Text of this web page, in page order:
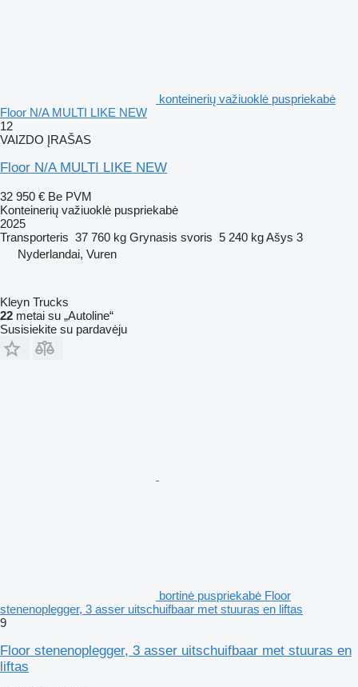
konteinerių važiuoklė puspriekabė
Floor N/A MULTI LIKE NEW
12
VAIZDO ĮRAŠAS
Floor N/A MULTI LIKE NEW
32 950 € Be PVM
Konteinerių važiuoklė puspriekabė
2025
Transporteris 37 760 kg Grynasis svoris 5 240 kgAšys 3
Nyderlandai, Vuren
Kleyn Trucks
22 metai su „Autoline“
Susisiekite su pardavėju
bortinė puspriekabė Floor
stenenoplegger, 3 asser uitschuifbaar met stuuras en liftas
9
Floor stenenoplegger, 3 asser uitschuifbaar met stuuras en
liftas